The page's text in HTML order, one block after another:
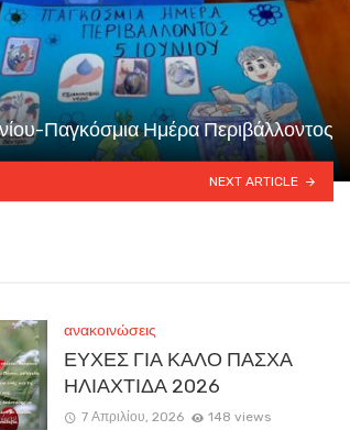
Παγκόσμια Ημέρα Περιβάλλοντος
NEXT ARTICLE
ανακοινώσεις
ΕΥΧΕΣ ΓΙΑ ΚΑΛΟ ΠΑΣΧΑ
ΗΛΙΑΧΤΙΔΑ 2026
7 Απριλίου, 2026 148 views